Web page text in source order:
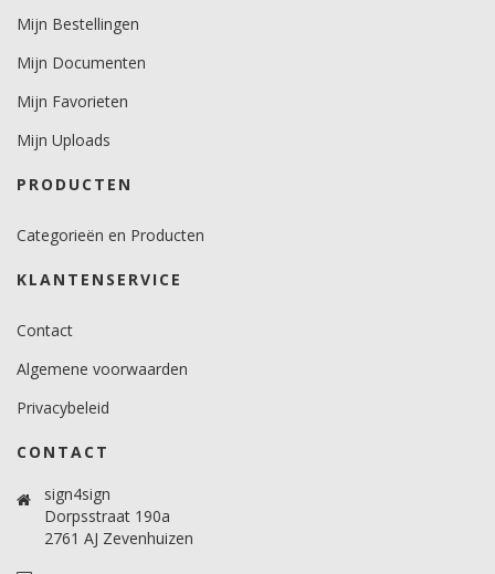
Minimale aanbrengstemperatuur (°C)
Temperatuurbereik (°C)
8 jaar.
Mijn Bestellingen
Mijn Documenten
Mijn Favorieten
Mijn Uploads
PRODUCTEN
Categorieën en Producten
KLANTENSERVICE
Contact
Algemene voorwaarden
Privacybeleid
CONTACT
sign4sign
Dorpsstraat 190a
2761 AJ Zevenhuizen